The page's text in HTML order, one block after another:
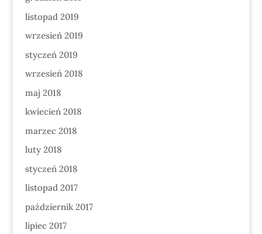
listopad 2019
wrzesień 2019
styczeń 2019
wrzesień 2018
maj 2018
kwiecień 2018
marzec 2018
luty 2018
styczeń 2018
listopad 2017
październik 2017
lipiec 2017